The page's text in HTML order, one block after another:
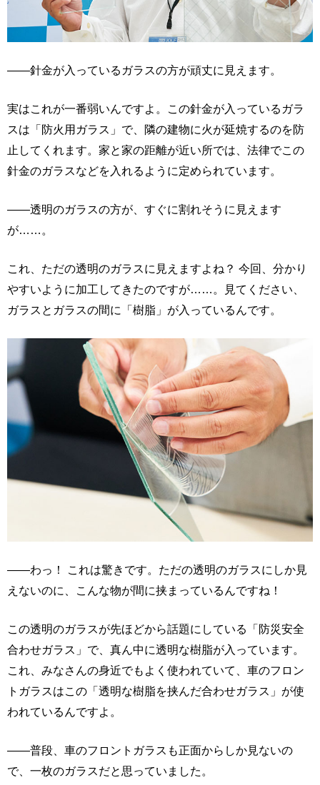
――針金が入っているガラスの方が頑丈に見えます。
実はこれが一番弱いんですよ。この針金が入っているガラ
スは「防火用ガラス」で、隣の建物に火が延焼するのを防
止してくれます。家と家の距離が近い所では、法律でこの
針金のガラスなどを入れるように定められています。
――透明のガラスの方が、すぐに割れそうに見えます
が……。
これ、ただの透明のガラスに見えますよね？ 今回、分かり
やすいように加工してきたのですが……。見てください、
ガラスとガラスの間に「樹脂」が入っているんです。
――わっ！ これは驚きです。ただの透明のガラスにしか見
えないのに、こんな物が間に挟まっているんですね！
この透明のガラスが先ほどから話題にしている「防災安全
合わせガラス」で、真ん中に透明な樹脂が入っています。
これ、みなさんの身近でもよく使われていて、車のフロン
トガラスはこの「透明な樹脂を挟んだ合わせガラス」が使
われているんですよ。
――普段、車のフロントガラスも正面からしか見ないの
で、一枚のガラスだと思っていました。